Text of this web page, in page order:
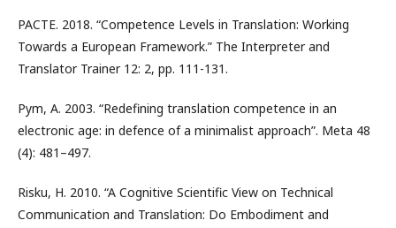
PACTE. 2018. “Competence Levels in Translation: Working
Towards a European Framework.” The Interpreter and
Translator Trainer 12: 2, pp. 111-131.
Pym, A. 2003. “Redefining translation competence in an
electronic age: in defence of a minimalist approach”. Meta 48
(4): 481–497.
Risku, H. 2010. “A Cognitive Scientific View on Technical
Communication and Translation: Do Embodiment and